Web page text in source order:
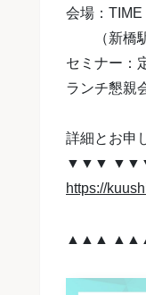
会場：
（新橋駅
セミナー：
ランチ懇親
詳細とお申
▼▼▼
https://
▲▲▲